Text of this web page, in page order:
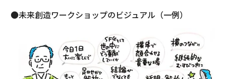
●未来創造ワークショップのビジュアル（一例）